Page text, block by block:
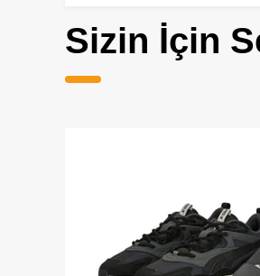
Sizin İçin